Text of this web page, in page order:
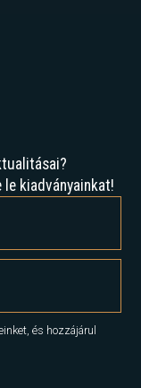
kiadványainkat!
és hozzájárul